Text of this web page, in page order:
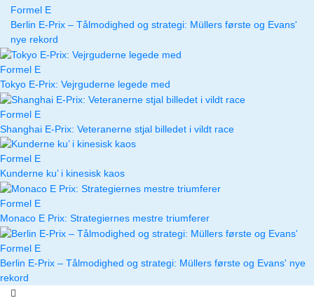
Formel E
Berlin E-Prix – Tålmodighed og strategi: Müllers første og Evans'
nye rekord
Formel E
Tokyo E-Prix: Vejrguderne legede med
Formel E
Shanghai E-Prix: Veteranerne stjal billedet i vildt race
Formel E
Kunderne ku’ i kinesisk kaos
Formel E
Monaco E Prix: Strategiernes mestre triumferer
Formel E
Berlin E-Prix – Tålmodighed og strategi: Müllers første og Evans' nye
rekord